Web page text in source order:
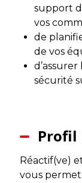
support
vos
de
de vos
sécurité
Profil
Réactif(ve)
vous